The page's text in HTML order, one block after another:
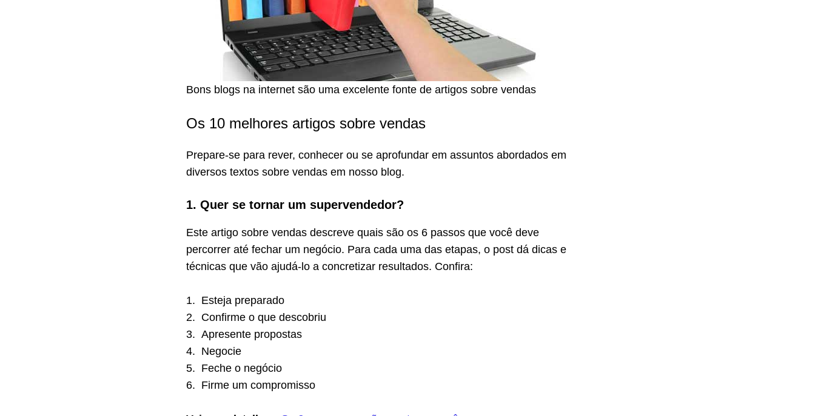
Bons blogs na internet são uma excelente fonte de artigos sobre vendas
Os 10 melhores artigos sobre vendas
Prepare-se para rever, conhecer ou se aprofundar em assuntos abordados em
diversos textos sobre vendas em nosso blog.
1. Quer se tornar um supervendedor?
Este artigo sobre vendas descreve quais são os 6 passos que você deve
percorrer até fechar um negócio. Para cada uma das etapas, o post dá dicas e
técnicas que vão ajudá-lo a concretizar resultados. Confira:
1. Esteja preparado
2. Confirme o que descobriu
3. Apresente propostas
4. Negocie
5. Feche o negócio
6. Firme um compromisso